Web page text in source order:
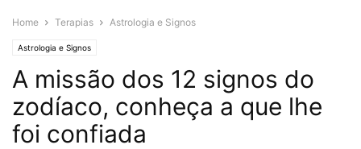
Home Terapias Astrologia e Signos
Astrologia e Signos
A missão dos 12 signos do
zodíaco, conheça a que lhe
foi confiada